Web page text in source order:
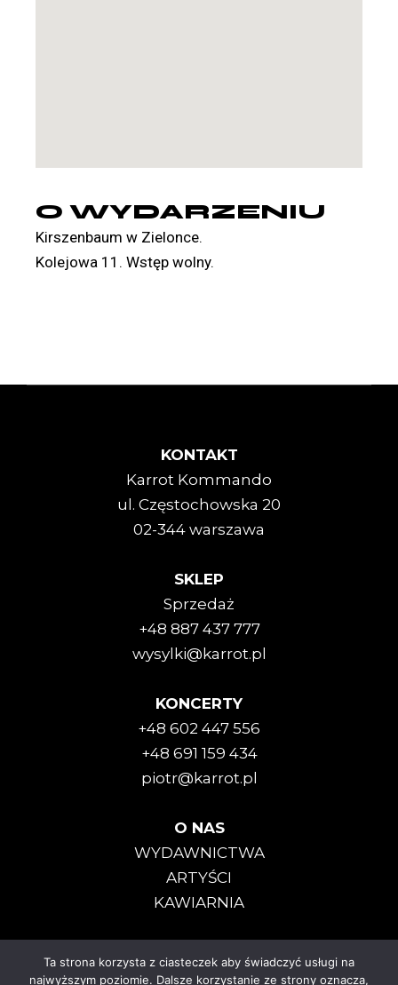
O WYDARZENIU
Kirszenbaum w Zielonce.
Kolejowa 11. Wstęp wolny.
KONTAKT
Karrot Kommando
ul. Częstochowska 20
02-344 warszawa
SKLEP
Sprzedaż
+48 887 437 777
wysylki@karrot.pl
KONCERTY
+48 602 447 556
+48 691 159 434
piotr@karrot.pl
O NAS
WYDAWNICTWA
ARTYŚCI
KAWIARNIA
Karrot Kommando © 2025
Ta strona korzysta z ciasteczek aby świadczyć usługi na
najwyższym poziomie. Dalsze korzystanie ze strony oznacza,